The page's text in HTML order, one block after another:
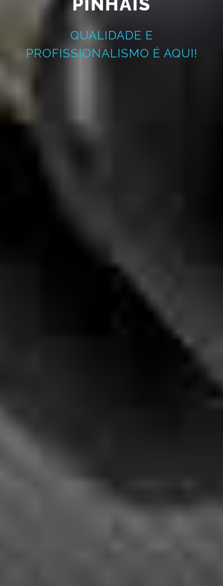
QUALIDADE E
PROFISSIONALISMO É AQUI!